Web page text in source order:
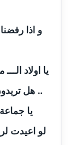
مدونة
مدونة
عاملة
و اذا
يا اولاد
.. هل
يا
لو اعيدت